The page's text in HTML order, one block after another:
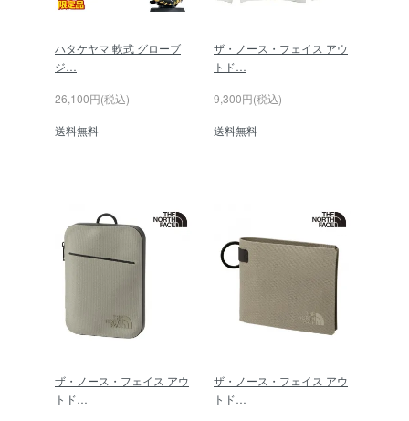
ハタケヤマ 軟式 グローブ
ジ…
26,100円(税込)
送料無料
ザ・ノース・フェイス アウ
トド…
9,300円(税込)
送料無料
ザ・ノース・フェイス アウ
トド…
ザ・ノース・フェイス アウ
トド…